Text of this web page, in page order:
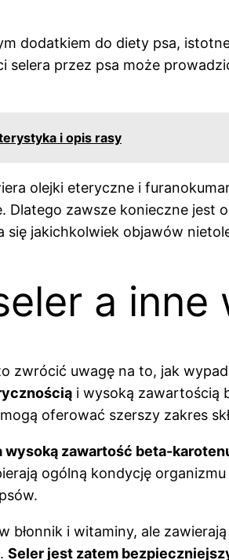
dodatkiem do diety psa,
selera przez psa może
i opis rasy
olejki eteryczne i
Dlatego zawsze konieczne jest
jakichkolwiek objawów
a
zwrócić uwagę na to, jak
i wysoką zawartością
oferować szerszy zakres
wysoką zawartość beta-
ogólną kondycję
błonnik i witaminy, ale
Seler jest zatem